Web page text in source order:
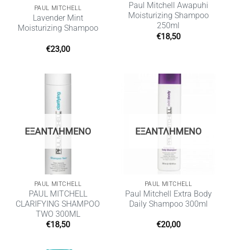
PAUL MITCHELL
Lavender Mint
Moisturizing Shampoo
€23,00
Paul Mitchell Awapuhi
Moisturizing Shampoo
250ml
€18,50
ΕΞΑΝΤΛΗΜΈΝΟ
PAUL MITCHELL
PAUL MITCHELL
CLARIFYING SHAMPOO
TWO 300ML
€18,50
ΕΞΑΝΤΛΗΜΈΝΟ
PAUL MITCHELL
Paul Mitchell Extra Body
Daily Shampoo 300ml
€20,00